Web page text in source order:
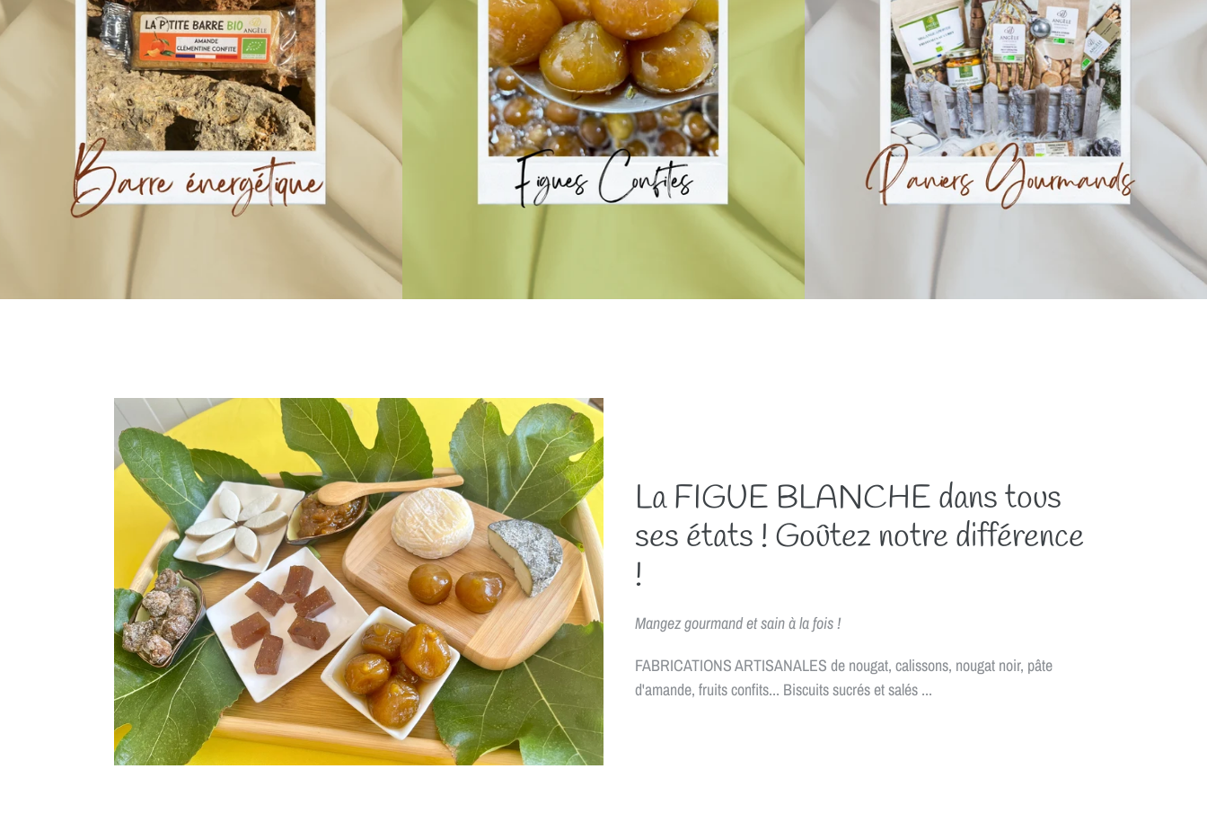
La FIGUE BLANCHE dans tous
ses états ! Goûtez notre différence
!
Mangez gourmand et sain à la fois !
FABRICATIONS ARTISANALES de nougat, calissons, nougat noir, pâte
d'amande, fruits confits... Biscuits sucrés et salés ...